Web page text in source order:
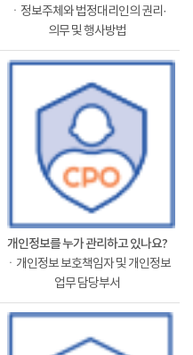
ㆍ정보주체와 법정대리인의 권리·
의무 및 행사방법
개인정보를 누가 관리하고 있나요?
ㆍ개인정보 보호책임자 및 개인정보
업무 담당부서